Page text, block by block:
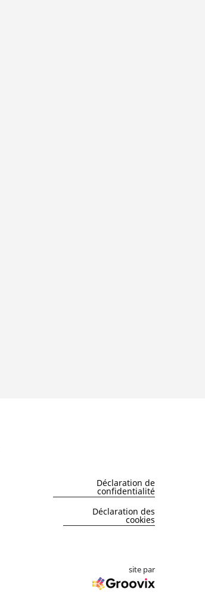
Déclaration de
confidentialité
Déclaration des
cookies
site par